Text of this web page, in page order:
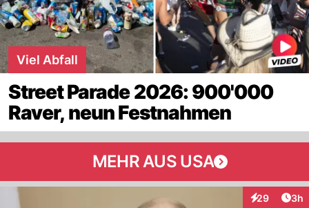
Viel Abfall
Street Parade 2026: 900'000
Raver, neun Festnahmen
MEHR AUS USA
29
Interaktionen
3h